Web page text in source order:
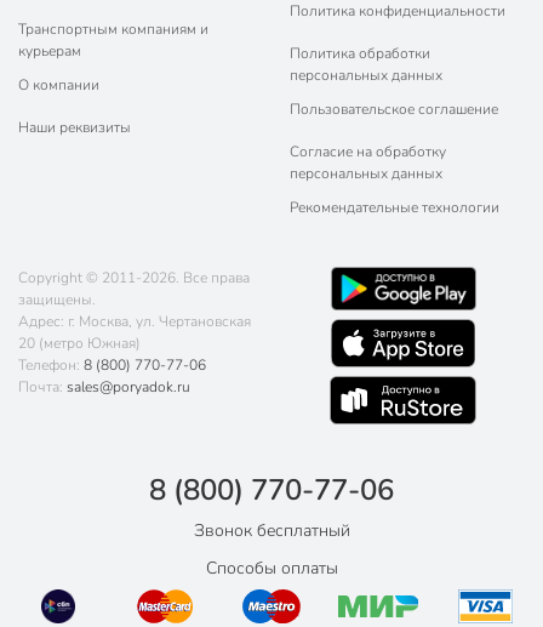
Транспортным компаниям и
курьерам
О компании
Наши реквизиты
Политика конфиденциальности
Политика обработки
персональных данных
Пользовательское соглашение
Согласие на обработку
персональных данных
Рекомендательные технологии
Copyright © 2011-2026. Все права
защищены.
Адрес: г. Москва, ул. Чертановская
20 (метро Южная)
Телефон: 8 (800) 770-77-06
Почта: sales@poryadok.ru
8 (800) 770-77-06
Звонок бесплатный
Способы оплаты